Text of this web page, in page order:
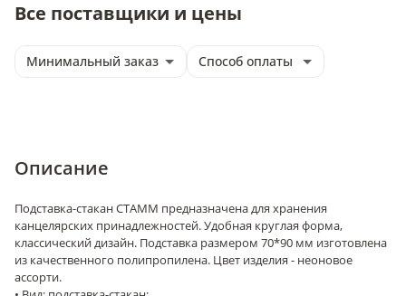
Все поставщики и цены
Минимальный заказ Способ оплаты
Описание
Подставка-стакан СТАММ предназначена для хранения
канцелярских принадлежностей. Удобная круглая форма,
классический дизайн. Подставка размером 70*90 мм изготовлена
из качественного полипропилена. Цвет изделия - неоновое
ассорти.